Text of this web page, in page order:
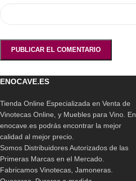
ENOCAVE.ES
Tienda Online Especializada en Venta de
Vinotecas Online, y Muebles para Vino. En
enocave.es podrás encontrar la mejor
calidad al mejor precio.
Somos Distribuidores Autorizados de las
Primeras Marcas en el Mercado.
Fabricamos Vinotecas, Jamoneras.